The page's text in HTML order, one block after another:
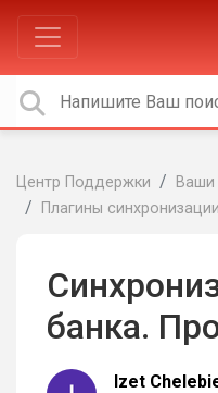
Центр Поддержки
Ваши
Плагины
банка.
Izet